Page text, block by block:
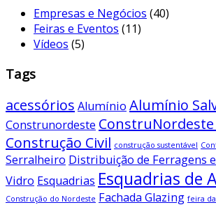
Empresas e Negócios (40)
Feiras e Eventos (11)
Vídeos (5)
Tags
acessórios Alumínio Alumínio
Construnordeste ConstruNordeste
Construção Civil construção sustentável
Serralheiro Distribuição de Ferragens
Vidro Esquadrias Esquadrias de
Construção do Nordeste Fachada Glazing feira